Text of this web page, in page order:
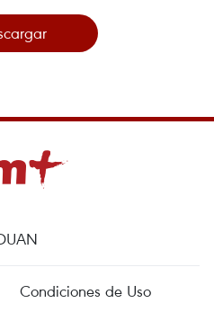
Condiciones de Uso